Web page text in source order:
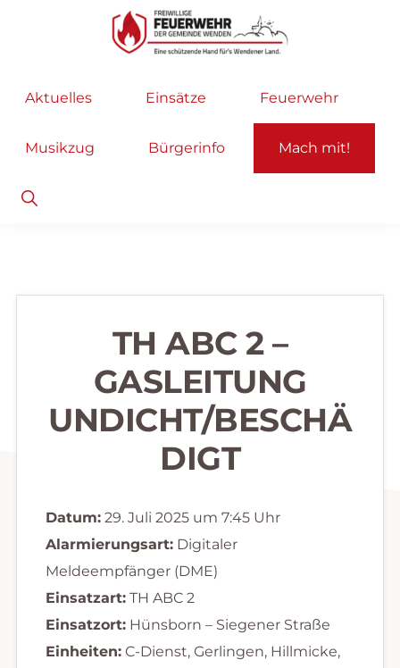
Hauptnavigation
Feuerwehr
helfen
selbstverständlich!
Aktuelles Einsätze Feuerwehr
Musikzug Bürgerinfo Mach mit!
Show
Search
TH ABC 2 –
GASLEITUNG
UNDICHT/BESCHÄ
DIGT
Datum:29. Juli 2025 um 7:45 Uhr
Alarmierungsart:Digitaler
Meldeempfänger (DME)
Einsatzart:TH ABC 2
Einsatzort:Hünsborn – Siegener Straße
Einheiten:C-Dienst, Gerlingen, Hillmicke,